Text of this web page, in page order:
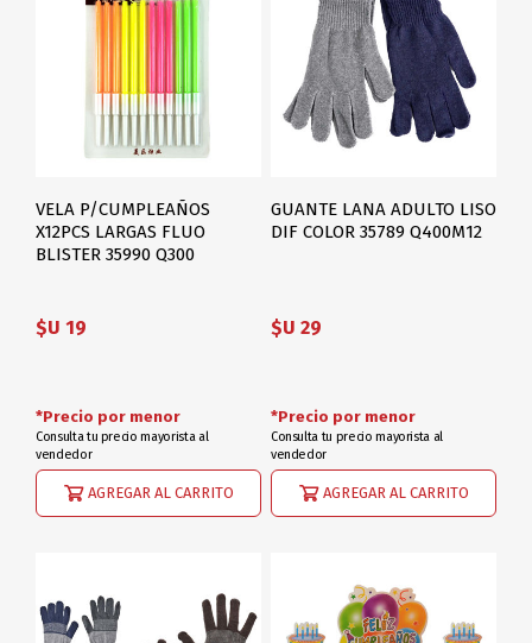
VELA P/CUMPLEAÑOS
X12PCS LARGAS FLUO
BLISTER 35990 Q300
$U 19
AGREGAR AL CARRITO
*Precio por menor
Consulta tu precio mayorista al
vendedor
GUANTE LANA ADULTO LISO
DIF COLOR 35789 Q400M12
$U 29
AGREGAR AL CARRITO
*Precio por menor
Consulta tu precio mayorista al
vendedor